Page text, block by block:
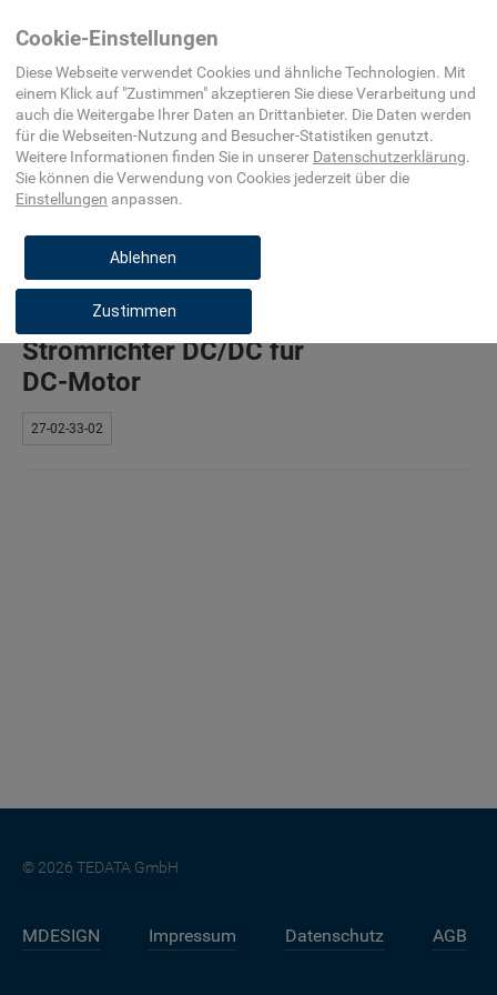
Prozessleittechnik
Stromrichter AC/DC für
DC-Motor
Stromrichter DC/DC für
DC-Motor
27-02-33-02
© 2026 TEDATA GmbH
MDESIGN Impressum Datenschutz AGB
Cookie-Einstellungen
Diese Webseite verwendet Cookies und ähnliche Technologien. Mit
einem Klick auf "Zustimmen" akzeptieren Sie diese Verarbeitung und
auch die Weitergabe Ihrer Daten an Drittanbieter. Die Daten werden
für dieWebseiten-Nutzung and Besucher-Statistiken genutzt.
Weitere Informationen finden Sie in unserer Datenschutzerklärung.
Sie können die Verwendung von Cookies jederzeit über die
Einstellungen anpassen.
Ablehnen
Zustimmen